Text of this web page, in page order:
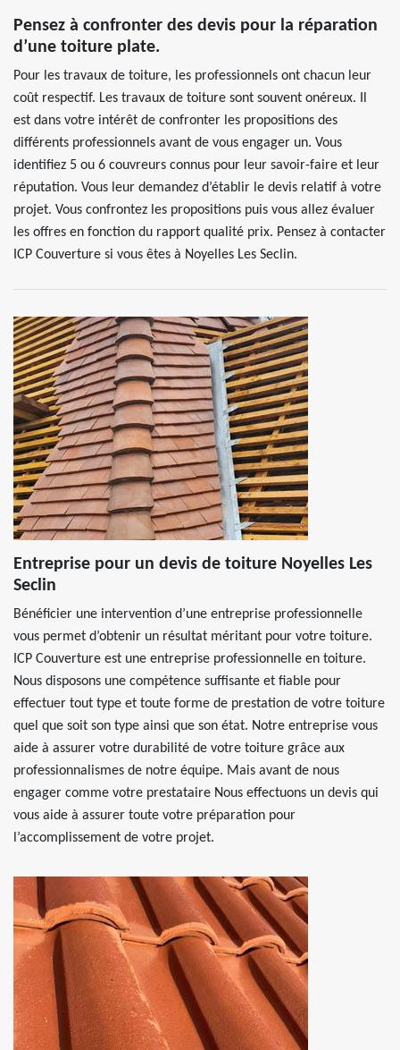
Pensez à confronter des devis pour la réparation
d’une toiture plate.
Pour les travaux de toiture, les professionnels ont chacun leur
coût respectif. Les travaux de toiture sont souvent onéreux. Il
est dans votre intérêt de confronter les propositions des
différents professionnels avant de vous engager un. Vous
identifiez 5 ou 6 couvreurs connus pour leur savoir-faire et leur
réputation. Vous leur demandez d’établir le devis relatif à votre
projet. Vous confrontez les propositions puis vous allez évaluer
les offres en fonction du rapport qualité prix. Pensez à contacter
ICP Couverture si vous êtes à Noyelles Les Seclin.
Entreprise pour un devis de toiture Noyelles Les
Seclin
Bénéficier une intervention d’une entreprise professionnelle
vous permet d’obtenir un résultat méritant pour votre toiture.
ICP Couverture est une entreprise professionnelle en toiture.
Nous disposons une compétence suffisante et fiable pour
effectuer tout type et toute forme de prestation de votre toiture
quel que soit son type ainsi que son état. Notre entreprise vous
aide à assurer votre durabilité de votre toiture grâce aux
professionnalismes de notre équipe. Mais avant de nous
engager comme votre prestataire Nous effectuons un devis qui
vous aide à assurer toute votre préparation pour
l’accomplissement de votre projet.